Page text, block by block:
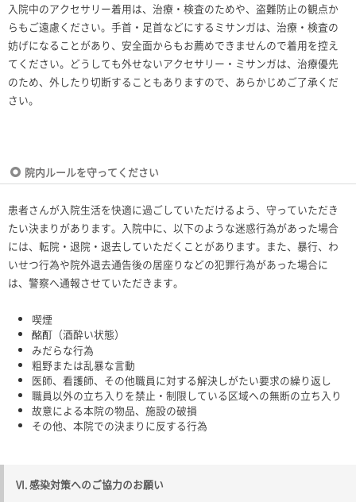
入院中のアクセサリー着用は、治療・検査のためや、盗難防止の観点か
らもご遠慮ください。手首・足首などにするミサンガは、治療・検査の
妨げになることがあり、安全面からもお薦めできませんので着用を控え
てください。どうしても外せないアクセサリー・ミサンガは、治療優先
のため、外したり切断することもありますので、あらかじめご了承くだ
さい。
院内ルールを守ってください
患者さんが入院生活を快適に過ごしていただけるよう、守っていただき
たい決まりがあります。入院中に、以下のような迷惑行為があった場合
には、転院・退院・退去していただくことがあります。また、暴行、わ
いせつ行為や院外退去通告後の居座りなどの犯罪行為があった場合に
は、警察へ通報させていただきます。
喫煙
酩酊（酒酔い状態）
みだらな行為
粗野または乱暴な言動
医師、看護師、その他職員に対する解決しがたい要求の繰り返し
職員以外の立ち入りを禁止・制限している区域への無断の立ち入り
故意による本院の物品、施設の破損
その他、本院での決まりに反する行為
VI. 感染対策へのご協力のお願い